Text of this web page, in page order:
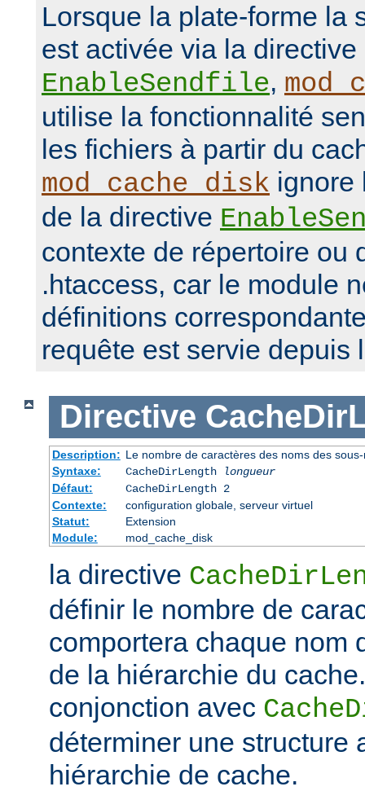
Lorsque la plate-forme la
est activée via la directive
EnableSendfile,
utilise la fonctionnalité
les fichiers à partir du
mod_cache_disk ignore
de la directive
contexte de répertoire ou
.htaccess, car le module
définitions
requête est servie depuis
Directive
Description: Le nombre de caractères des noms des
Syntaxe:
CacheDirLength
longueur
Défaut:
CacheDirLength 2
Contexte:
configuration globale, serveur virtuel
Statut:
Extension
Module:
mod_cache_disk
la directive
définir le nombre de
comportera chaque nom
de la hiérarchie du
conjonction avec
déterminer une structure
hiérarchie de cache.